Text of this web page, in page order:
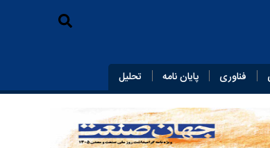
فناوری پایان‌ نامه تحلیل